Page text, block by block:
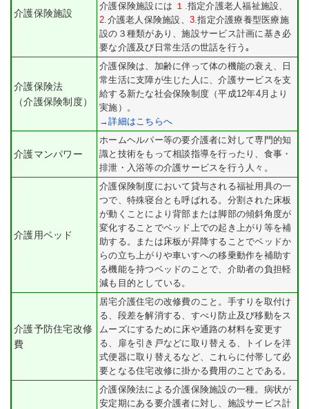
介護保険施設
介護保険施設には １.指定介護老人福祉施設、
2.介護老人保険施設、 3.指定介護療養型医療施
設の３種類があり、施設サービス計画に基き必
要な介護及び日常生活の世話を行う｡
介護保険法
（介護保険制度）
介護保険は、加齢に伴って体の機能の衰え、日
常生活に支障が生じた人に、介護サービスを支
給する新たな社会保険制度（平成12年4月より
実施）。
→詳細はこちらへ
介護マンパワー
ホームヘルパー等の要介護者に対して専門的知
識と技術をもって相談指導を行ったり、食事・
排泄・入浴等の介護サービスを行う人々。
介護用ベッド
介護保険制度において貸与される福祉用具の一
つで、特殊寝台とも呼ばれる。分割された床板
が動くことにより背部または脚部の傾斜角度が
変化することでベッド上での起き上がり等を補
助する。または床板が昇降することでベッドか
らの立ち上がりや車いすへの移乗動作を補助す
る機能を持つベッドのことで、介助者の負担軽
減も目的としている。
介護予防住宅改修
費
居宅介護住宅の改修費のこと。手すりを取付け
る、段差を解消する、すべり防止及び移動をス
ムーズにするために床や通路の材料を変更す
る、扉を引き戸などに取り替える、トイレを洋
式便器に取り替えるなど、これらに付帯して必
要となる住宅改修に掛かる費用のことである。
介護保険法による介護保険施設の一種。病状が
安定期にある要介護者に対し、施設サービス計